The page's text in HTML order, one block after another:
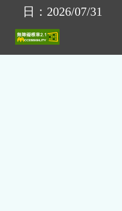
日：2026/07/31